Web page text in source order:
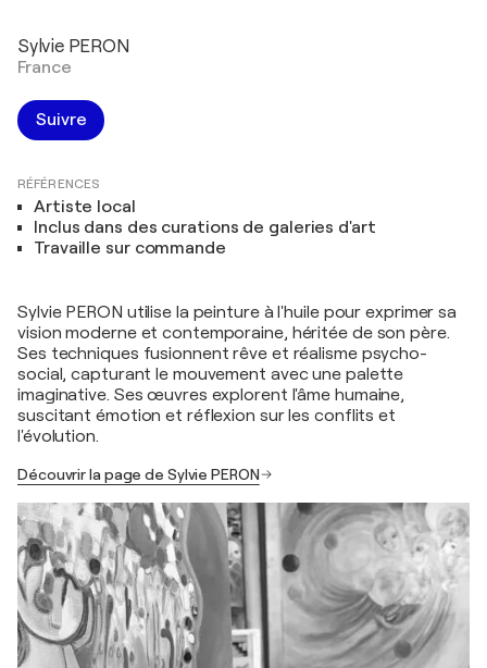
Sylvie PERON
France
Suivre
RÉFÉRENCES
Artiste local
Inclus dans des curations de galeries d'art
Travaille sur commande
Sylvie PERON utilise la peinture à l'huile pour exprimer sa
vision moderne et contemporaine, héritée de son père.
Ses techniques fusionnent rêve et réalisme psycho-
social, capturant le mouvement avec une palette
imaginative. Ses œuvres explorent l'âme humaine,
suscitant émotion et réflexion sur les conflits et
l'évolution.
Découvrir la page de Sylvie PERON